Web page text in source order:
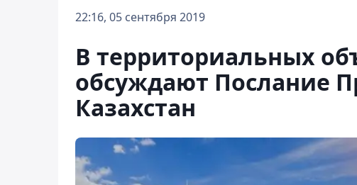
22:16, 05 сентября 2019
В территориальных
обсуждают Послание
Казахстан